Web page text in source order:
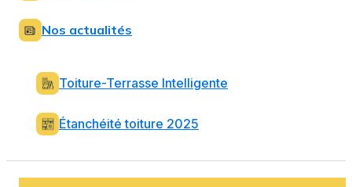
Nos actualités
Toiture-Terrasse Intelligente
Étanchéité toiture 2025